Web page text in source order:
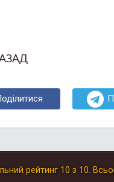
рейтинг 10 з 10.